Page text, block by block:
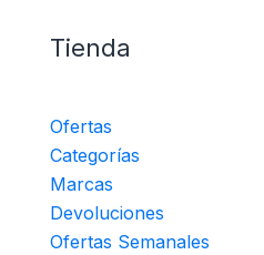
Tienda
Ofertas
Categorías
Marcas
Devoluciones
Ofertas Semanales